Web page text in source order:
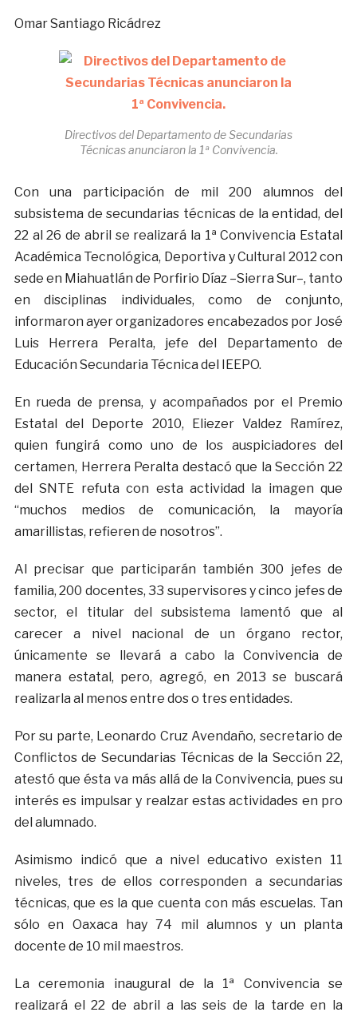
Omar Santiago Ricádrez
Directivos del Departamento de Secundarias
Técnicas anunciaron la 1ª Convivencia.
Con una participación de mil 200 alumnos del
subsistema de secundarias técnicas de la entidad, del
22 al 26 de abril se realizará la 1ª Convivencia Estatal
Académica Tecnológica, Deportiva y Cultural 2012 con
sede en Miahuatlán de Porfirio Díaz –Sierra Sur–, tanto
en disciplinas individuales, como de conjunto,
informaron ayer organizadores encabezados por José
Luis Herrera Peralta, jefe del Departamento de
Educación Secundaria Técnica del IEEPO.
En rueda de prensa, y acompañados por el Premio
Estatal del Deporte 2010, Eliezer Valdez Ramírez,
quien fungirá como uno de los auspiciadores del
certamen, Herrera Peralta destacó que la Sección 22
del SNTE refuta con esta actividad la imagen que
“muchos medios de comunicación, la mayoría
amarillistas, refieren de nosotros”.
Al precisar que participarán también 300 jefes de
familia, 200 docentes, 33 supervisores y cinco jefes de
sector, el titular del subsistema lamentó que al
carecer a nivel nacional de un órgano rector,
únicamente se llevará a cabo la Convivencia de
manera estatal, pero, agregó, en 2013 se buscará
realizarla al menos entre dos o tres entidades.
Por su parte, Leonardo Cruz Avendaño, secretario de
Conflictos de Secundarias Técnicas de la Sección 22,
atestó que ésta va más allá de la Convivencia, pues su
interés es impulsar y realzar estas actividades en pro
del alumnado.
Asimismo indicó que a nivel educativo existen 11
niveles, tres de ellos corresponden a secundarias
técnicas, que es la que cuenta con más escuelas. Tan
sólo en Oaxaca hay 74 mil alumnos y un planta
docente de 10 mil maestros.
La ceremonia inaugural de la 1ª Convivencia se
realizará el 22 de abril a las seis de la tarde en la